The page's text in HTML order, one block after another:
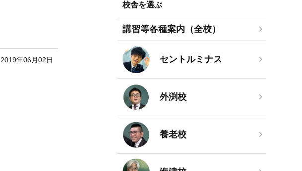
2019年06月02日
校舎を選ぶ
講習等各種案内（全校）
セントルミナス
外渕校
養老校